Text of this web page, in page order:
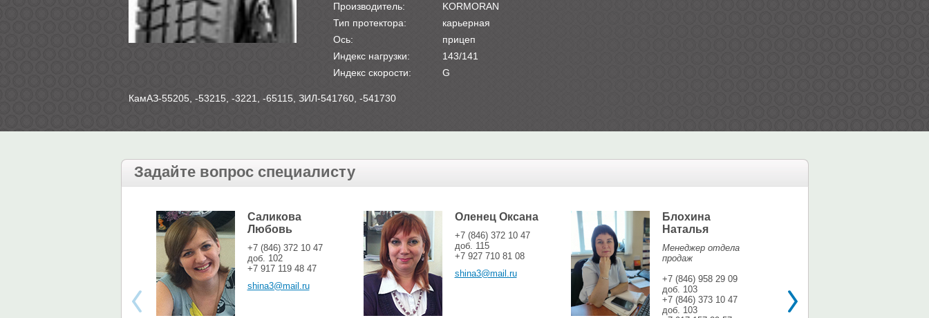
Производитель:
KORMORAN
Тип протектора:
карьерная
Ось:
прицеп
Индекс нагрузки:
143/141
Индекс скорости:
G
КамАЗ-55205, -53215, -3221, -65115, ЗИЛ-541760, -541730
Задайте вопрос специалисту
Саликова
Любовь
+7 (846) 372 10 47
доб. 102
+7 917 119 48 47
shina3@mail.ru
Оленец Оксана
+7 (846) 372 10 47
доб. 115
+7 927 710 81 08
shina3@mail.ru
Блохина
Наталья
Менеджер отдела
продаж
+7 (846) 958 29 09
доб. 103
+7 (846) 373 10 47
доб. 103